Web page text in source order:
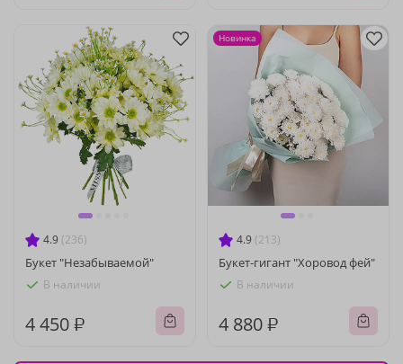
4.9 (236)
Букет "Незабываемой"
В наличии
4 450 ₽
4.9 (213)
Букет-гигант "Хоровод фей"
В наличии
4 880 ₽
Новинка